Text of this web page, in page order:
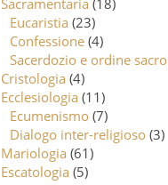
Sacramentaria (18)
Eucaristia (23)
Confessione (4)
Sacerdozio e ordine sacro
Cristologia (4)
Ecclesiologia (11)
Ecumenismo (7)
Dialogo inter-religioso (3)
Mariologia (61)
Escatologia (5)